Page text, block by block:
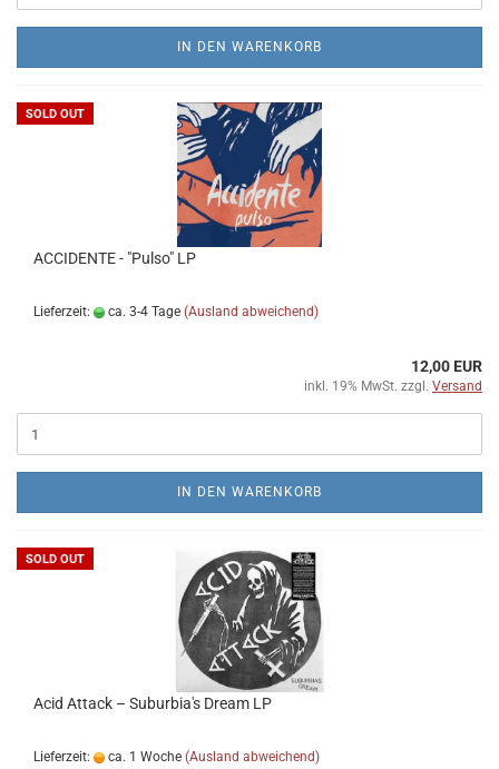
IN DEN WARENKORB
SOLD OUT
ACCIDENTE - "Pulso" LP
Lieferzeit: ca. 3-4 Tage (Ausland abweichend)
12,00 EUR
inkl. 19% MwSt. zzgl. Versand
IN DEN WARENKORB
SOLD OUT
Acid Attack ‎– Suburbia's Dream LP
Lieferzeit: ca. 1 Woche (Ausland abweichend)